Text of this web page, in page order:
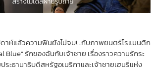
าห์แล้วความฟินยังไม่จบ!…กับภาพยนตร์โรแมนติก
Blue” รักของฉันกับเจ้าชาย เรื่องราวความรักระ
ระธานาธิบดีสหรัฐอเมริกาและเจ้าชายเฮนรี่แห่ง